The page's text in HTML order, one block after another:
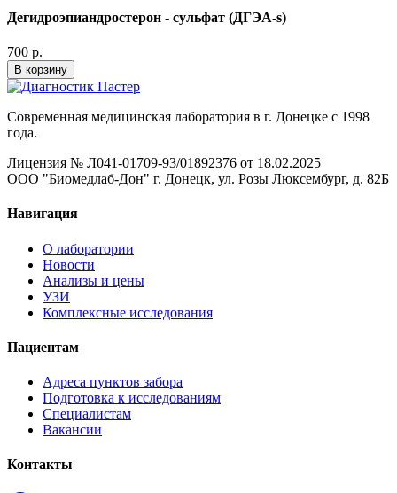
Дегидроэпиандростерон - сульфат (ДГЭА-s)
700 р.
В корзину
Современная медицинская лаборатория в г. Донецке с 1998
года.
Лицензия № Л041-01709-93/01892376 от 18.02.2025
ООО "Биомедлаб-Дон" г. Донецк, ул. Розы Люксембург, д. 82Б
Навигация
О лаборатории
Новости
Анализы и цены
УЗИ
Комплексные исследования
Пациентам
Адреса пунктов забора
Подготовка к исследованиям
Специалистам
Вакансии
Контакты